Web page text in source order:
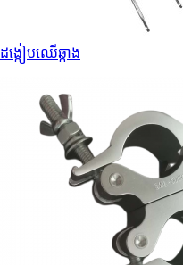
ដង្កៀបឈើឆ្កាង